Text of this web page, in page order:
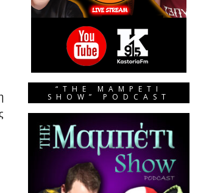
“THE MAMPETI
SHOW” PODCAST